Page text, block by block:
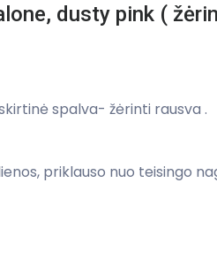
dusty pink (
spalva- žėrinti rausva .
priklauso nuo teisingo